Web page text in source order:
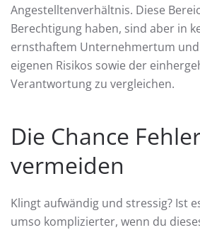
Angestelltenverhältnis. Diese
Berechtigung haben, sind aber in
ernsthaftem Unternehmertum und
eigenen Risikos sowie der
Verantwortung zu vergleichen.
Die Chance
vermeiden
Klingt aufwändig und stressig? Ist
umso komplizierter, wenn du